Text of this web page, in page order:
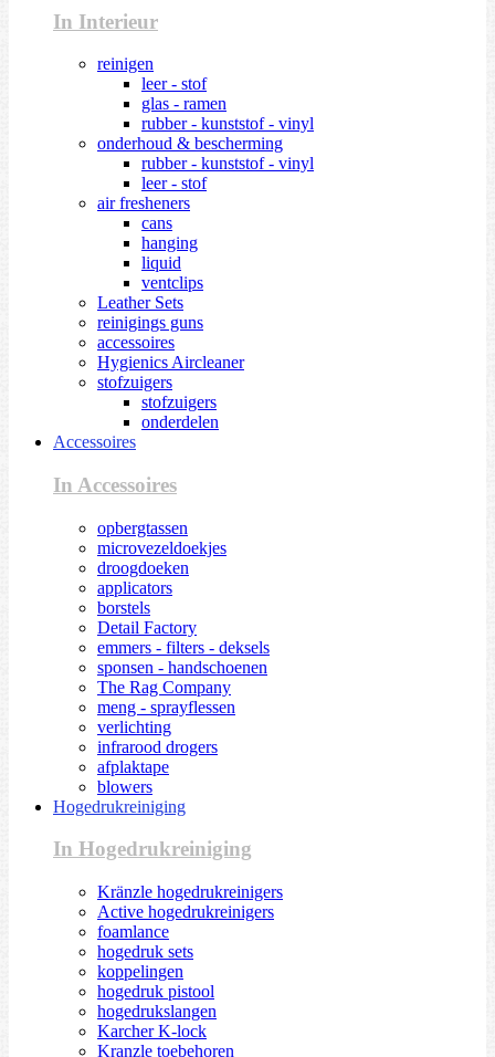
In Interieur
reinigen
leer - stof
glas - ramen
rubber - kunststof - vinyl
onderhoud & bescherming
rubber - kunststof - vinyl
leer - stof
air fresheners
cans
hanging
liquid
ventclips
Leather Sets
reinigings guns
accessoires
Hygienics Aircleaner
stofzuigers
stofzuigers
onderdelen
Accessoires
In Accessoires
opbergtassen
microvezeldoekjes
droogdoeken
applicators
borstels
Detail Factory
emmers - filters - deksels
sponsen - handschoenen
The Rag Company
meng - sprayflessen
verlichting
infrarood drogers
afplaktape
blowers
Hogedrukreiniging
In Hogedrukreiniging
Kränzle hogedrukreinigers
Active hogedrukreinigers
foamlance
hogedruk sets
koppelingen
hogedruk pistool
hogedrukslangen
Karcher K-lock
Kranzle toebehoren